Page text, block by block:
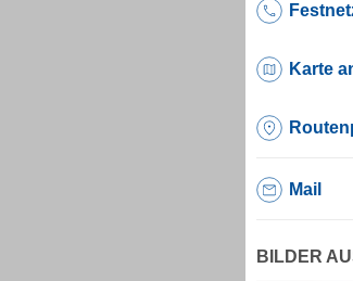
Karte
Mail
BILDER